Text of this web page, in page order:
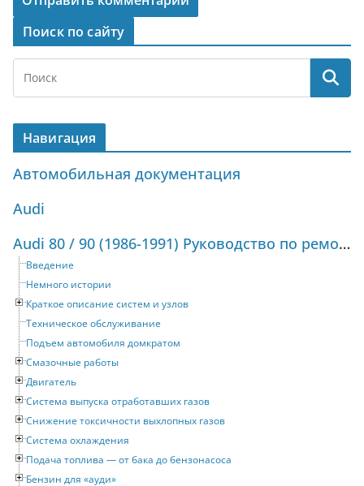
Поиск по сайту
Навигация
Автомобильная документация
Audi
Audi 80 / 90 (1986-1991) Руководство по ремонту и техническому обслуживанию
Введение
Немного истории
Краткое описание систем и узлов
Техническое обслуживание
Подъем автомобиля домкратом
Смазочные работы
Двигатель
Система выпуска отработавших газов
Снижение токсичности выхлопных газов
Система охлаждения
Подача топлива — от бака до бензонасоса
Бензин для «ауди»